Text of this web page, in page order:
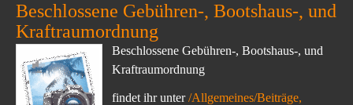
Beschlossene Gebühren-, Bootshaus-, und
Kraftraumordnung
Beschlossene Gebühren-, Bootshaus-, und
Kraftraumordnung
findet ihr unter/Allgemeines/Beiträge,